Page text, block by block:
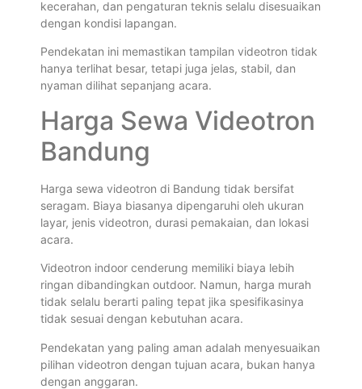
kecerahan, dan pengaturan teknis selalu disesuaikan
dengan kondisi lapangan.
Pendekatan ini memastikan tampilan videotron tidak
hanya terlihat besar, tetapi juga jelas, stabil, dan
nyaman dilihat sepanjang acara.
Harga Sewa Videotron
Bandung
Harga sewa videotron di Bandung tidak bersifat
seragam. Biaya biasanya dipengaruhi oleh ukuran
layar, jenis videotron, durasi pemakaian, dan lokasi
acara.
Videotron indoor cenderung memiliki biaya lebih
ringan dibandingkan outdoor. Namun, harga murah
tidak selalu berarti paling tepat jika spesifikasinya
tidak sesuai dengan kebutuhan acara.
Pendekatan yang paling aman adalah menyesuaikan
pilihan videotron dengan tujuan acara, bukan hanya
dengan anggaran.